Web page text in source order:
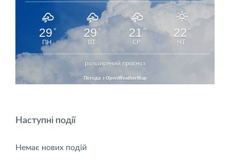
29 °
ПН
29°
ВТ
21 °
СР
22 °
ЧТ
розширений прогноз
Погода з OpenWeatherMap
Наступні події
Немає нових подій